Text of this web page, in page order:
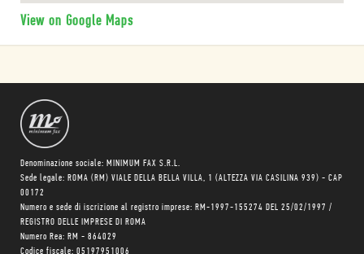
View on Google Maps
Denominazione sociale: MINIMUM FAX S.R.L.
Sede legale: ROMA (RM) VIALE DELLA BELLA VILLA, 1 (ALTEZZA VIA CASILINA 939) - CAP
00172
Numero e sede di iscrizione al registro imprese: RM-1997-155274 DEL 25/02/1997 /
REGISTRO DELLE IMPRESE DI ROMA
Numero Rea: RM - 864029
Codice fiscale: 05197951006